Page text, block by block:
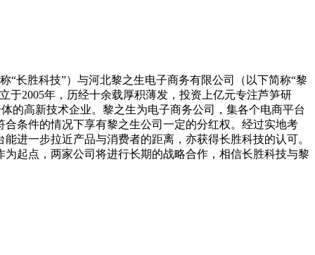
长胜科技”）与河北黎之生电子商务有限公司（以下简称“黎
于2005年，历经十余载厚积薄发，投资上亿元专注芦笋研
的高新技术企业。黎之生为电子商务公司，集各个电商平台
条件的情况下享有黎之生公司一定的分红权。经过实地考
进一步拉近产品与消费者的距离，亦获得长胜科技的认可。
起点，两家公司将进行长期的战略合作，相信长胜科技与黎